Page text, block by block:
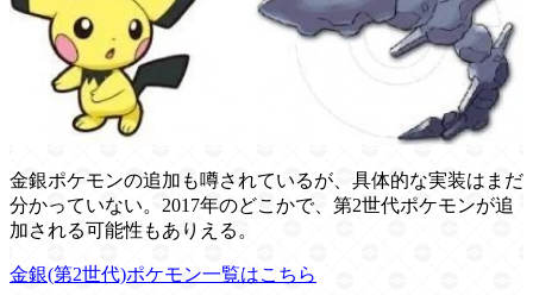
金銀ポケモンの追加も噂されているが、具体的な実装はまだ
分かっていない。2017年のどこかで、第2世代ポケモンが追
加される可能性もありえる。
金銀(第2世代)ポケモン一覧はこちら